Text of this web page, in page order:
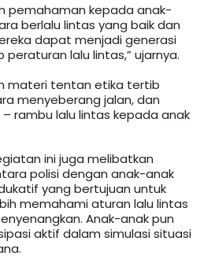
pemahaman kepada anak-
berlalu lintas yang baik dan
dapat menjadi generasi
lalu lintas,” ujarnya.
materi tentan etika tertib
menyeberang jalan, dan
rambu lalu lintas kepada anak
ini juga melibatkan
polisi dengan anak-anak
yang bertujuan untuk
memahami aturan lalu lintas
Anak-anak pun
aktif dalam simulasi situasi